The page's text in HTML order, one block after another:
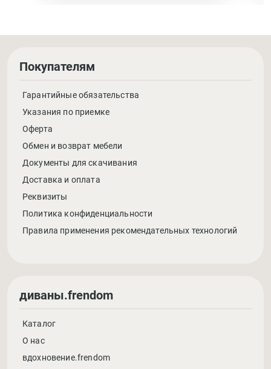
Покупателям
Гарантийные обязательства
Указания по приемке
Оферта
Обмен и возврат мебели
Документы для скачивания
Доставка и оплата
Реквизиты
Политика конфиденциальности
Правила применения рекомендательных технологий
диваны.frendom
Каталог
О нас
вдохновение.frendom